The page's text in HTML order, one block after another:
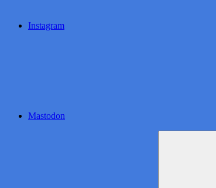
Instagram
Mastodon